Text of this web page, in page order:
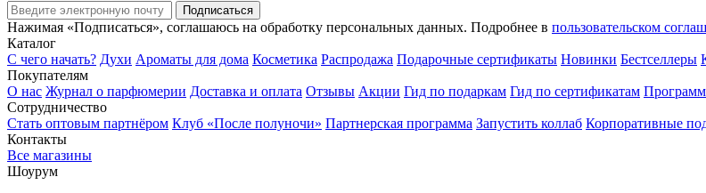
Подписаться
Нажимая «Подписаться», соглашаюсь на обработку персональных данных. Подробнее в пользовательском
Каталог
С чего начать? Духи Ароматы для дома Косметика Распродажа Подарочные сертификаты Новинки Бестселлеры
Покупателям
О нас Журнал о парфюмерии Доставка и оплата Отзывы Акции Гид по подаркам Гид по сертификатам
Сотрудничество
Стать оптовым партнёром Клуб «После полуночи» Партнерская программа Запустить коллаб Корпоративные
Контакты
Все магазины
Шоурум